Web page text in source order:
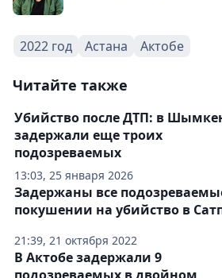
2022 год Астана Актобе
Читайте также
13:03, 25 января 2026
Убийство после ДТП: в
задержали еще троих
подозреваемых
21:39, 21 октября 2022
Задержаны все
покушении на убийство в
В Актобе задержали 9
подозреваемых в двойном